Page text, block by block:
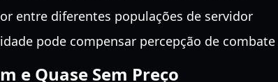
entre diferentes populações de servidor
pode compensar percepção de
e Quase Sem Preço